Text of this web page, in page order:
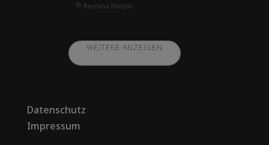
Bernina Hospiz
WEITERE ANZEIGEN
Datenschutz
Impressum